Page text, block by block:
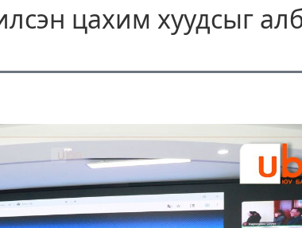
цахим хуудсыг